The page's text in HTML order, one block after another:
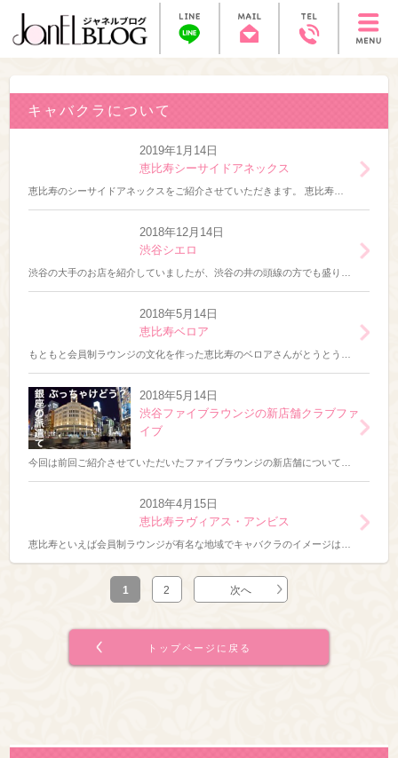
キャバクラについて
2019年1月14日
恵比寿シーサイドアネックス
2018年12月14日
渋谷シエロ
2018年5月14日
恵比寿ベロア
2018年5月14日
渋谷ファイブラウンジの新店舗クラブファ
イブ
2018年4月15日
恵比寿ラヴィアス・アンビス
1 2 次へ
トップページに戻る